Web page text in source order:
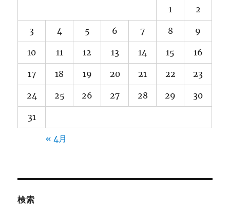
1 2
3 4 5 6 7 8 9
10 11 12 13 14 15 16
17 18 19 20 21 22 23
24 25 26 27 28 29 30
31
« 4月
検索